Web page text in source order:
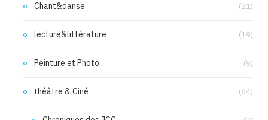
Chant&danse (21)
lecture&littérature (19)
Peinture et Photo (5)
théâtre & Ciné (64)